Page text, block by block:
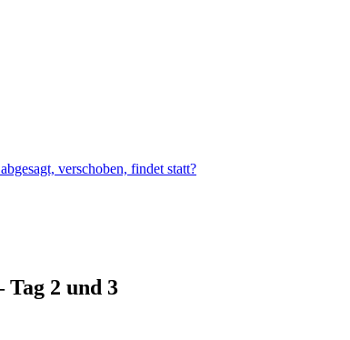
verschoben, findet statt?
2 und 3